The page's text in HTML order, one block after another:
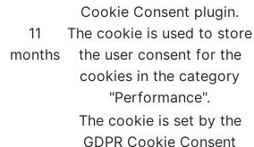
11
months
Cookie Consent plugin.
The cookie is used to store
the user consent for the
cookies in the category
"Performance".
The cookie is set by the
GDPR Cookie Consent